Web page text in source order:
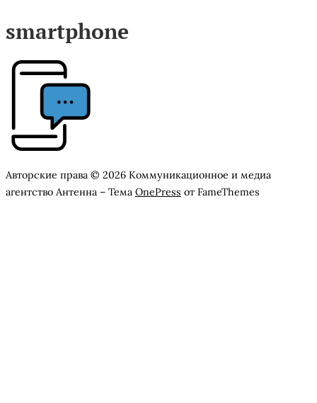
smartphone
Авторские права © 2026 Коммуникационное и медиа
агентство Антенна – Тема OnePress от FameThemes